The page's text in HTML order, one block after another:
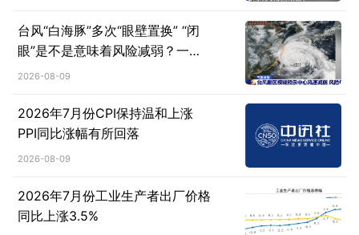
台风“白海豚”多次“眼壁置换” “闭
眼”是不是意味着风险减弱？一文
了解↓
2026-08-09
2026年7月份CPI保持温和上涨
PPI同比涨幅有所回落
2026-08-09
2026年7月份工业生产者出厂价格
同比上涨3.5%